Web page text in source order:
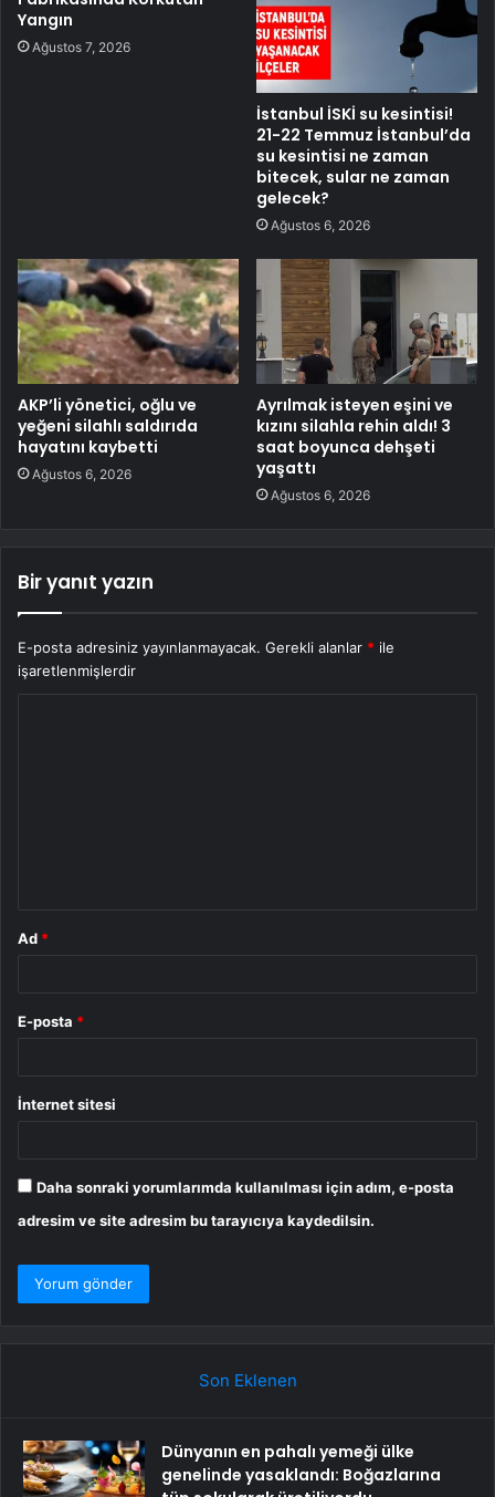
Yangın
Ağustos 7, 2026
İstanbul İSKİ su kesintisi!
21-22 Temmuz İstanbul’da
su kesintisi ne zaman
bitecek, sular ne zaman
gelecek?
Ağustos 6, 2026
AKP’li yönetici, oğlu ve
yeğeni silahlı saldırıda
hayatını kaybetti
Ağustos 6, 2026
Ayrılmak isteyen eşini ve
kızını silahla rehin aldı! 3
saat boyunca dehşeti
yaşattı
Ağustos 6, 2026
Bir yanıt yazın
E-posta adresiniz yayınlanmayacak. Gerekli alanlar * ile
işaretlenmişlerdir
Ad *
E-posta *
İnternet sitesi
Daha sonraki yorumlarımda kullanılması için adım, e-posta
adresim ve site adresim bu tarayıcıya kaydedilsin.
Son Eklenen
Dünyanın en pahalı yemeği ülke
genelinde yasaklandı: Boğazlarına